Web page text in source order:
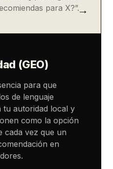
para X?”.
(GEO)
para que
de lenguaje
tu autoridad local y
como la opción
cada vez que un
en